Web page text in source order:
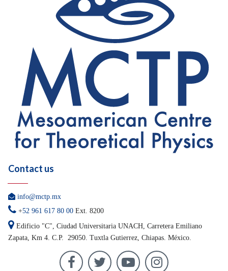
Contact us
 info@mctp.mx
 +52 961 617 80 00 Ext. 8200
 Edificio "C", Ciudad Universitaria UNACH, Carretera Emiliano
Zapata, Km 4. C.P. 29050. Tuxtla Gutierrez, Chiapas. México.
   